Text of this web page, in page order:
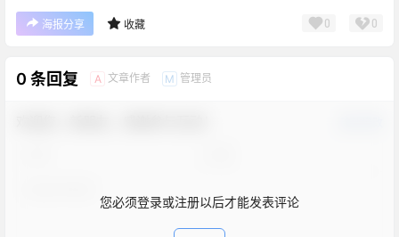
海报分享 收藏 0 0
0 条回复 A 文章作者 M 管理员
您必须登录或注册以后才能发表评论